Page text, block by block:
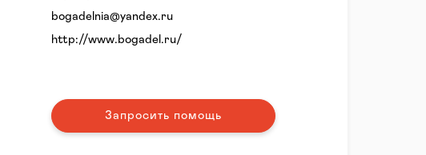
bogadelnia@yandex.ru
http://www.bogadel.ru/
Запросить помощь